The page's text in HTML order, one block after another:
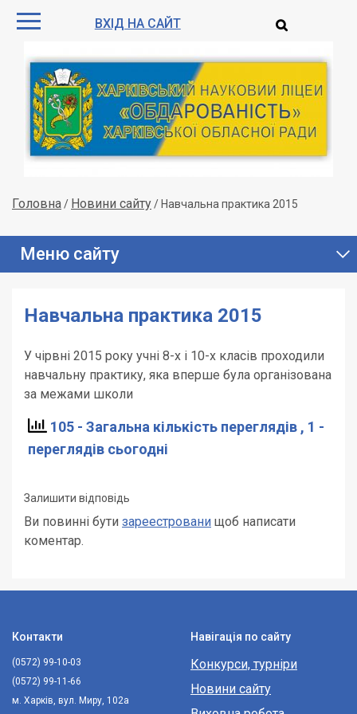
ВХІД НА САЙТ
Головна/ Новини сайту/ Навчальна практика 2015
Меню сайту
Навчальна практика 2015
У чірвні 2015 року учні 8-х і 10-х класів проходили
навчальну практику, яка вперше була організована
за межами школи
105 - Загальна кількість переглядів , 1 -
переглядів сьогодні
Залишити відповідь
Ви повинні бути зареестровани щоб написати
коментар.
Навігація по сайту
Конкурси, турніри
Новини сайту
Контакти
(0572) 99-10-03
(0572) 99-11-66
м. Харків, вул. Миру, 102а